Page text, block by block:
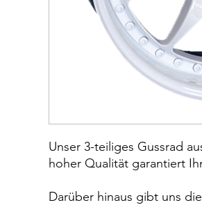
Unser 3-teiliges Gussrad
hoher Qualität garantiert
Darüber hinaus gibt uns